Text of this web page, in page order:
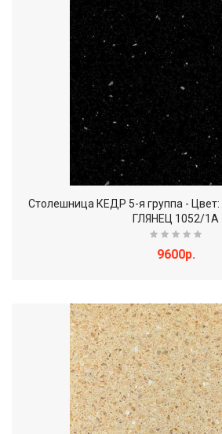
Столешница КЕДР 5-я группа -
ГЛЯНЕЦ 1052/1А
9600р.